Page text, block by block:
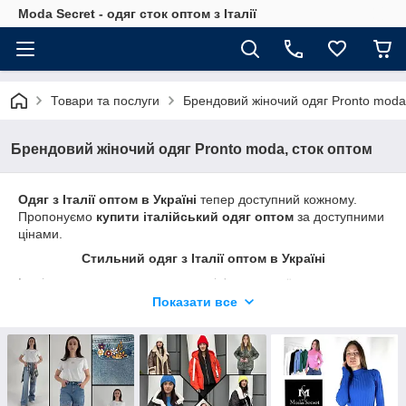
Moda Secret - одяг сток оптом з Італії
Товари та послуги Брендовий жіночий одяг Pronto
Брендовий жіночий одяг Pronto moda, сток оптом
Одяг з Італії оптом в Україні тепер доступний кожному.
Пропонуємо купити італійський одяг оптом за доступними
цінами.
Стильний одяг з Італії оптом в Україні
Італія заслужено вважається матір'ю сучасної моди, тому
продукція від італійських виробників користується
цікавитьодяг оптом з Італії, мають прекрасну можливість
придбати брендові речі високої якості. Ми пропонуємо
нашим клієнтам широкий асортимент товару за привабливою
ціною.
Показати все